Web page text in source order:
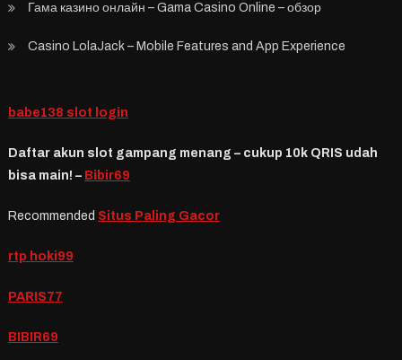
Гама казино онлайн – Gama Casino Online – обзор
Casino LolaJack – Mobile Features and App Experience
babe138 slot login
Daftar akun slot gampang menang – cukup 10k QRIS udah
bisa main! – Bibir69
Recommended Situs Paling Gacor
rtp hoki99
PARIS77
BIBIR69